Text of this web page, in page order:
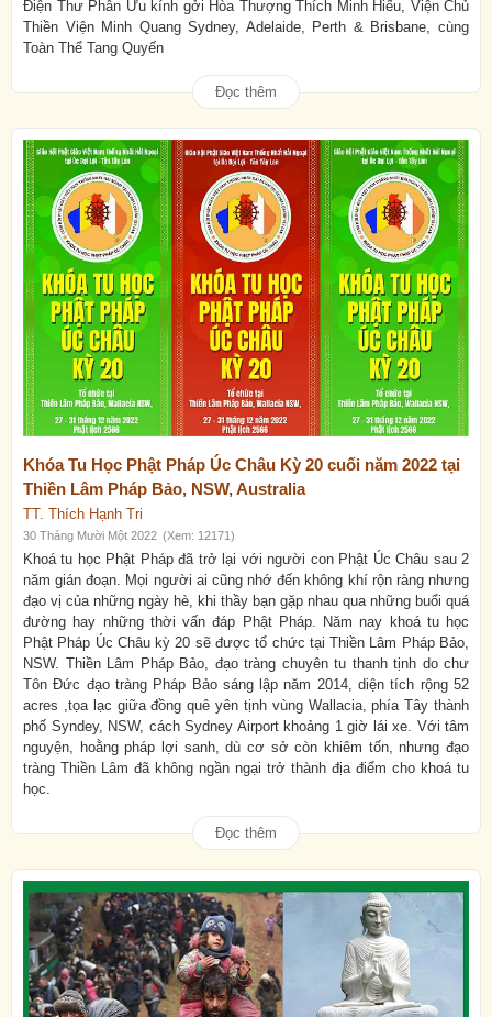
Điện Thư Phân Ưu kính gởi Hòa Thượng Thích Minh Hiếu, Viện Chủ
Thiền Viện Minh Quang Sydney, Adelaide, Perth & Brisbane, cùng
Toàn Thể Tang Quyến
Đọc thêm
Khóa Tu Học Phật Pháp Úc Châu Kỳ 20 cuối năm 2022 tại
Thiền Lâm Pháp Bảo, NSW, Australia
TT. Thích Hạnh Tri
30 Tháng Mười Một 2022 (Xem: 12171)
Khoá tu học Phật Pháp đã trở lại với người con Phật Úc Châu sau 2
năm gián đoạn. Mọi người ai cũng nhớ đến không khí rộn ràng nhưng
đạo vị của những ngày hè, khi thầy bạn gặp nhau qua những buổi quá
đường hay những thời vấn đáp Phật Pháp. Năm nay khoá tu học
Phật Pháp Úc Châu kỳ 20 sẽ được tổ chức tại Thiền Lâm Pháp Bảo,
NSW. Thiền Lâm Pháp Bảo, đạo tràng chuyên tu thanh tịnh do chư
Tôn Đức đạo tràng Pháp Bảo sáng lập năm 2014, diện tích rộng 52
acres ,tọa lạc giữa đồng quê yên tịnh vùng Wallacia, phía Tây thành
phố Syndey, NSW, cách Sydney Airport khoảng 1 giờ lái xe. Với tâm
nguyện, hoằng pháp lợi sanh, dù cơ sở còn khiêm tốn, nhưng đạo
tràng Thiền Lâm đã không ngần ngại trở thành địa điểm cho khoá tu
học.
Đọc thêm